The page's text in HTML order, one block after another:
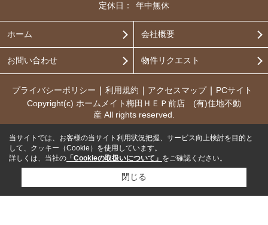
定休日：
年中無休
ホーム 会社概要
お問い合わせ 物件リクエスト
プライバシーポリシー 利用規約 アクセスマップ
PCサイト
Copyright(c) ホームメイト梅田ＨＥＰ前店 (有)住地不動
産 All rights reserved.
当サイトでは、お客様の当サイト利用状況把握、サービス向上検討を目的と
して、クッキー（Cookie）を使用しています。
詳しくは、当社の 「Cookieの取扱いについて」 をご確認ください。
閉じる